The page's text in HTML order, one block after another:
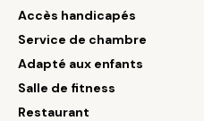
Accès handicapés
Service de chambre
Adapté aux enfants
Salle de fitness
Restaurant